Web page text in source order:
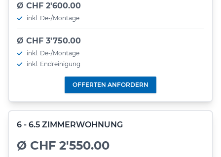
Ø CHF 2'600.00
inkl. De-/Montage
Ø CHF 3'750.00
inkl. De-/Montage
inkl. Endreinigung
OFFERTEN ANFORDERN
6 - 6.5 ZIMMERWOHNUNG
Ø CHF 2'550.00